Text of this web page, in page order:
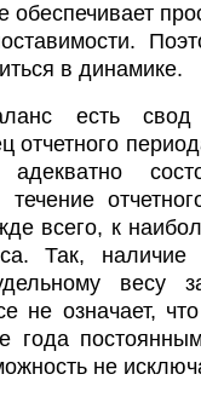
обеспечивает
в динамике.
есть свод
отчетного
течение
всего, к
Так,
весу
не означает,
года
не